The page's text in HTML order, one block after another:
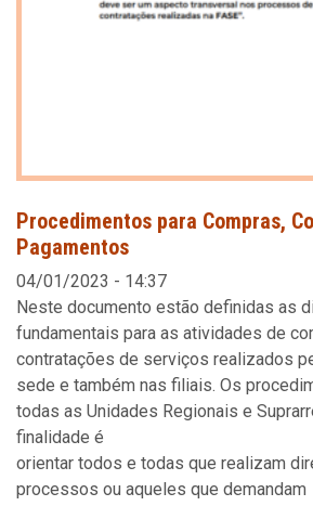
Procedimentos para Compras,
Pagamentos
04/01/2023 - 14:37
Neste documento estão definidas as
fundamentais para as atividades de
contratações de serviços realizados
sede e também nas filiais. Os
todas as Unidades Regionais e
finalidade é
orientar todos e todas que realizam
processos ou aqueles que demandam